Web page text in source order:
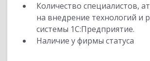
Количество специалистов,
на внедрение технологий и
системы 1С:Предприятие.
Наличие у фирмы статуса